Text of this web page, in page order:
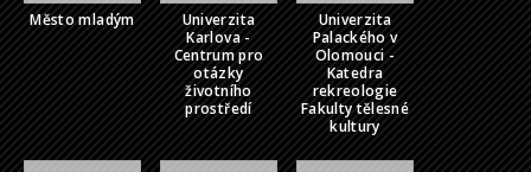
Město mladým
Univerzita
Karlova -
Centrum pro
otázky
životního
prostředí
Univerzita
Palackého v
Olomouci -
Katedra
rekreologie
Fakulty tělesné
kultury